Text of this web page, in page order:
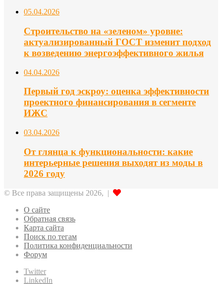
05.04.2026
Строительство на «зеленом» уровне:
актуализированный ГОСТ изменит подход
к возведению энергоэффективного жилья
04.04.2026
Первый год эскроу: оценка эффективности
проектного финансирования в сегменте
ИЖС
03.04.2026
От глянца к функциональности: какие
интерьерные решения выходят из моды в
2026 году
© Все права защищены 2026, |
О сайте
Обратная связь
Карта сайта
Поиск по тегам
Политика конфиденциальности
Форум
Twitter
LinkedIn